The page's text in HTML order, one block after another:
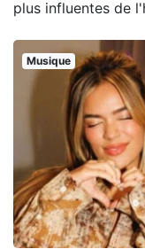
plus influentes de
Musique